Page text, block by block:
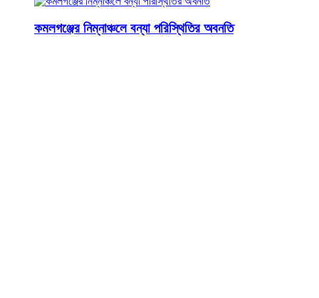
কমলগঞ্জের নিম্নাঞ্চলে বন্যা পরিস্থিতির অবনতি